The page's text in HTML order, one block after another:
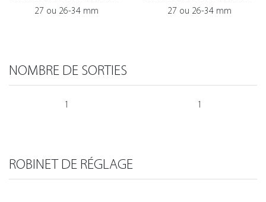
27 ou 26-34 mm
27 ou 26-34 mm
NOMBRE DE SORTIES
1 1
ROBINET DE RÉGLAGE